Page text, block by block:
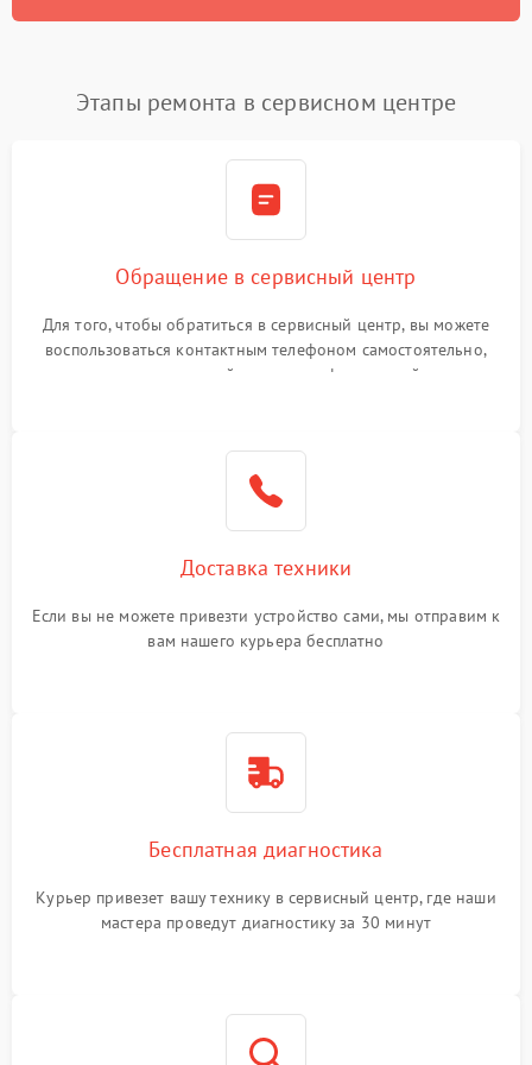
Этапы ремонта в сервисном центре
Обращение в сервисный центр
Для того, чтобы обратиться в сервисный центр, вы можете
воспользоваться контактным телефоном самостоятельно,
или оставить свой номер телефона на сайте
Доставка техники
Если вы не можете привезти устройство сами, мы отправим к
вам нашего курьера бесплатно
Бесплатная диагностика
Курьер привезет вашу технику в сервисный центр, где наши
мастера проведут диагностику за 30 минут